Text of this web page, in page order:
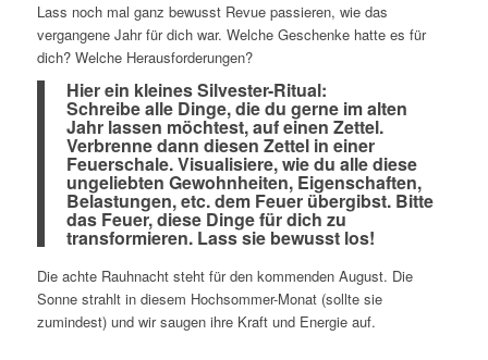
Lass noch mal ganz bewusst Revue passieren, wie das
vergangene Jahr für dich war. Welche Geschenke hatte es für
dich? Welche Herausforderungen?
Hier ein kleines Silvester-Ritual:
Schreibe alle Dinge, die du gerne im alten
Jahr lassen möchtest, auf einen Zettel.
Verbrenne dann diesen Zettel in einer
Feuerschale. Visualisiere, wie du alle diese
ungeliebten Gewohnheiten, Eigenschaften,
Belastungen, etc. dem Feuer übergibst. Bitte
das Feuer, diese Dinge für dich zu
transformieren. Lass sie bewusst los!
Die achte Rauhnacht steht für den kommenden August. Die
Sonne strahlt in diesem Hochsommer-Monat (sollte sie
zumindest) und wir saugen ihre Kraft und Energie auf.